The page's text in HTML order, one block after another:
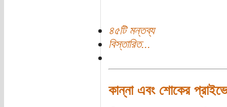
৪৫টি মন্তব্য
বিস্তারিত...
কান্না এবং শোকের